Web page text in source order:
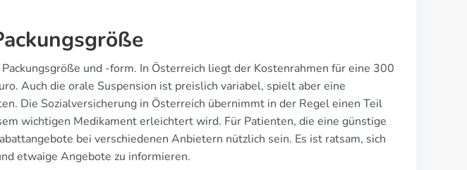
und -form. In Österreich liegt der Kostenrahmen für eine 300
Auch die orale Suspension ist preislich variabel, spielt aber eine
Die Sozialversicherung in Österreich übernimmt in der Regel einen Teil
wichtigen Medikament erleichtert wird. Für Patienten, die eine günstige
bei verschiedenen Anbietern nützlich sein. Es ist ratsam, sich
etwaige Angebote zu informieren.